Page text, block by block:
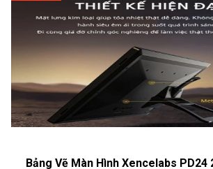
Bảng Vẽ Màn Hình Xencelabs PD24